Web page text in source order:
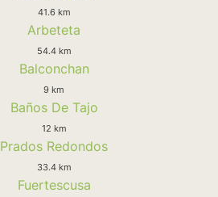
41.6 km
Arbeteta
54.4 km
Balconchan
9 km
Baños De Tajo
12 km
Prados Redondos
33.4 km
Fuertescusa